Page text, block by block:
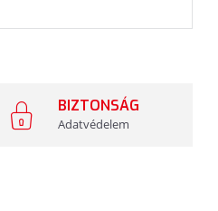
BIZTONSÁG
Adatvédelem